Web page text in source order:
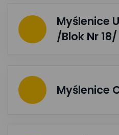
Myślenice
/Blok Nr 18/
Myślenice